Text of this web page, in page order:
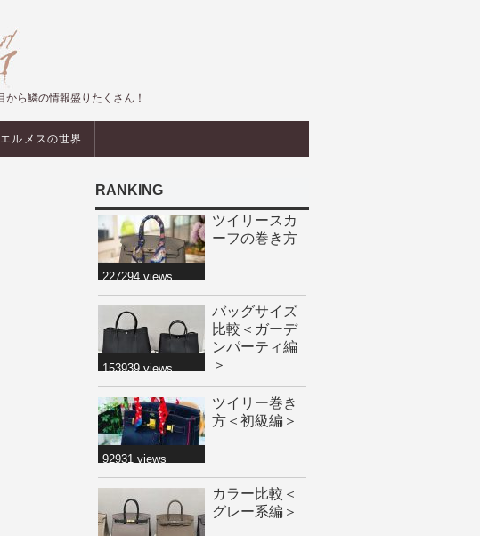
ら鱗の情報盛りたくさん！
エルメスの世界
RANKING
ツイリースカ
ーフの巻き方
227294 views
バッグサイズ
比較＜ガーデ
ンパーティ編
＞
153939 views
ツイリー巻き
方＜初級編＞
92931 views
カラー比較＜
グレー系編＞